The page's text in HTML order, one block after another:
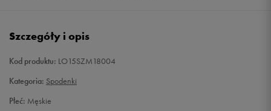
XXL
Szczegóły i opis
Kod produktu: LO15SZM18004
Kategoria: Spodenki
Płeć: Męskie